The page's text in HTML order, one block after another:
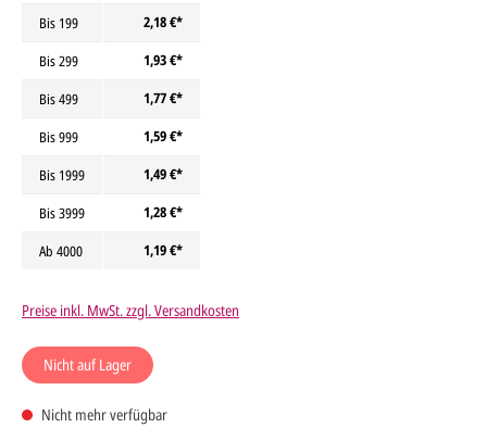
Bis 199
2,18 €*
Bis299
1,93 €*
Bis499
1,77 €*
Bis999
1,59 €*
Bis 1999
1,49 €*
Bis3999
1,28 €*
Ab 4000 1,19 €*
Preise inkl. MwSt. zzgl. Versandkosten
Nicht auf Lager
Nicht mehr verfügbar